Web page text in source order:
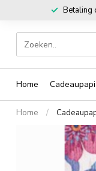
Betaling
Home
Home /